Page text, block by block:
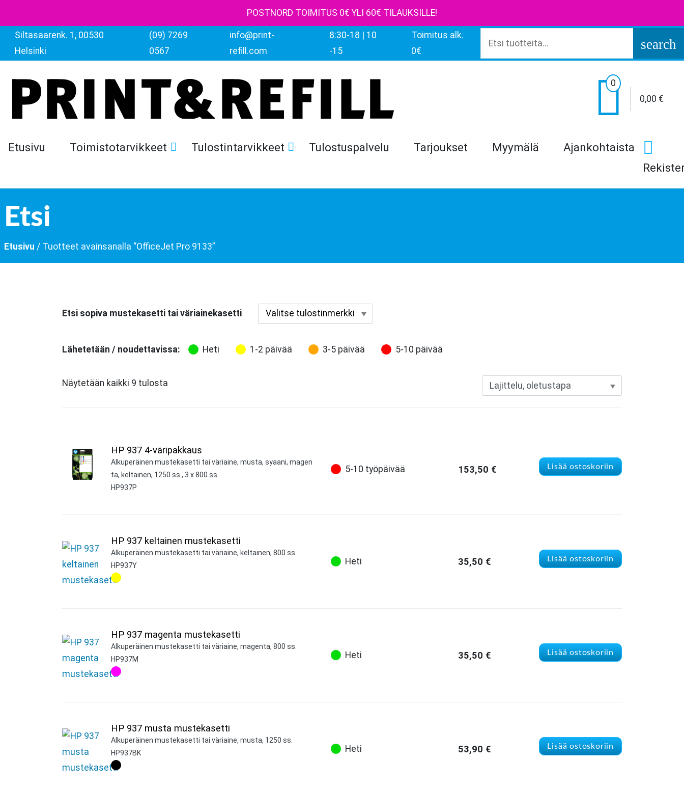
POSTNORD TOIMITUS 0€ YLI 60€ TILAUKSILLE!
Siltasaarenk. 1, 00530
Helsinki
(09) 7269
0567
info@print-
refill.com
8:30-18 | 10
-15
Toimitus alk.
0€
search

0
0,00 €
Etusivu Toimistotarvikkeet Tulostintarvikkeet Tulostuspalvelu Tarjoukset Myymälä
Ajankohtaista
Etsi
Etusivu / Tuotteet avainsanalla “OfficeJet Pro 9133”
Etsi sopiva mustekasetti tai väriainekasetti
Lähetetään / noudettavissa: Heti 1-2 päivää 3-5 päivää 5-10 päivää
Näytetään kaikki 9 tulosta
HP 937 4-väripakkaus
Alkuperäinen mustekasetti tai väriaine, musta, syaani, magen
ta, keltainen, 1250 ss., 3 x 800 ss.
HP937P
5-10 työpäivää 153,50 € Lisää ostoskoriin
HP 937 keltainen mustekasetti
Alkuperäinen mustekasetti tai väriaine, keltainen, 800 ss.
HP937Y
Heti 35,50 € Lisää ostoskoriin
HP 937 magenta mustekasetti
Alkuperäinen mustekasetti tai väriaine, magenta, 800 ss.
HP937M
Heti 35,50 € Lisää ostoskoriin
HP 937 musta mustekasetti
Alkuperäinen mustekasetti tai väriaine, musta, 1250 ss.
HP937BK
Heti 53,90 € Lisää ostoskoriin